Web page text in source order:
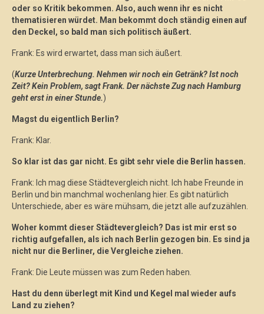
oder so Kritik bekommen. Also, auch wenn ihr es nicht
thematisieren würdet. Man bekommt doch ständig einen auf
den Deckel, so bald man sich politisch äußert.
Frank: Es wird erwartet, dass man sich äußert.
(Kurze Unterbrechung. Nehmen wir noch ein Getränk? Ist noch
Zeit? Kein Problem, sagt Frank. Der nächste Zug nach Hamburg
geht erst in einer Stunde.)
Magst du eigentlich Berlin?
Frank: Klar.
So klar ist das gar nicht. Es gibt sehr viele die Berlin hassen.
Frank: Ich mag diese Städtevergleich nicht. Ich habe Freunde in
Berlin und bin manchmal wochenlang hier. Es gibt natürlich
Unterschiede, aber es wäre mühsam, die jetzt alle aufzuzählen.
Woher kommt dieser Städtevergleich? Das ist mir erst so
richtig aufgefallen, als ich nach Berlin gezogen bin. Es sind ja
nicht nur die Berliner, die Vergleiche ziehen.
Frank: Die Leute müssen was zum Reden haben.
Hast du denn überlegt mit Kind und Kegel mal wieder aufs
Land zu ziehen?